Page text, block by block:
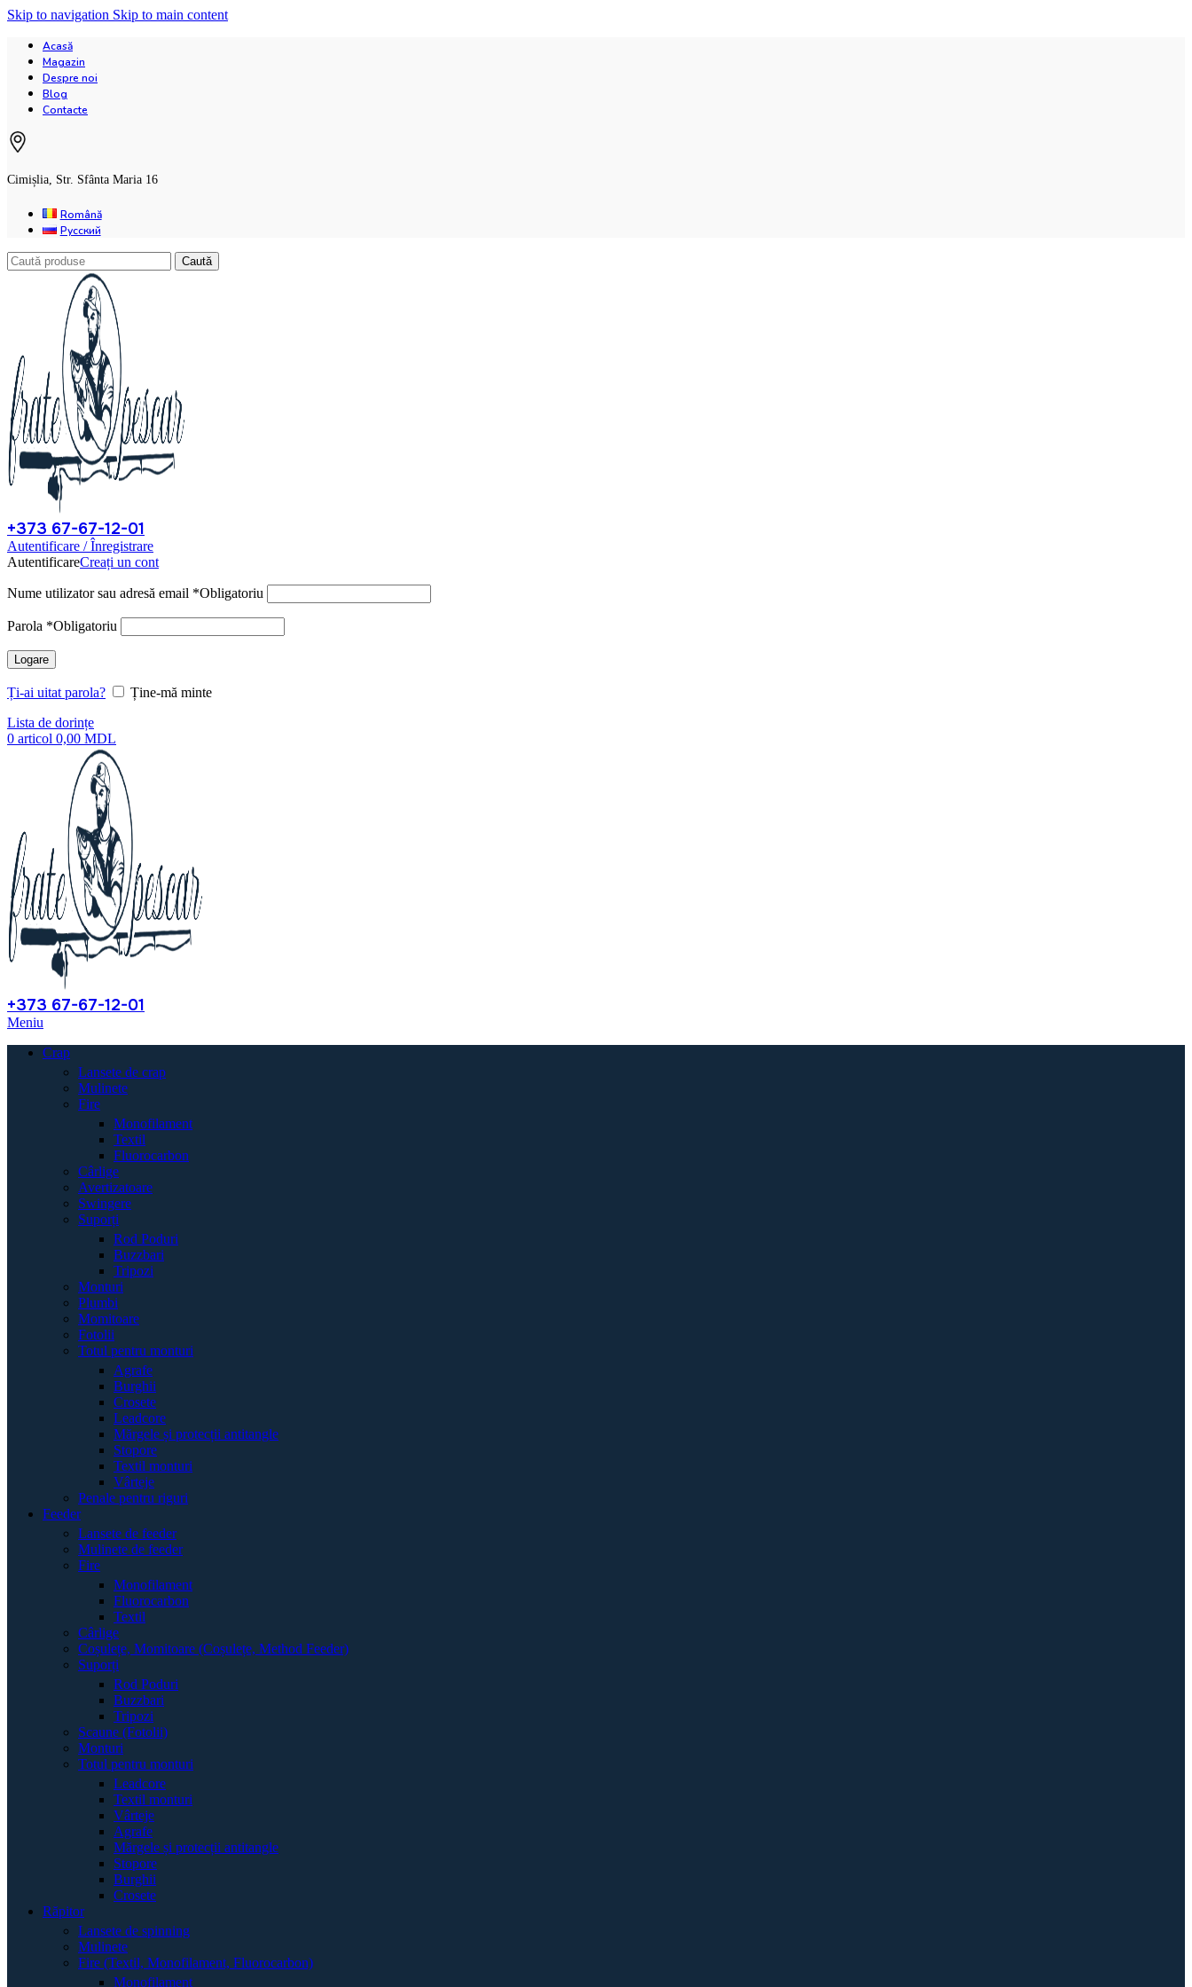
Skip to navigation Skip to main content
Acasă
Magazin
Despre noi
Blog
Contacte
Cimișlia, Str. Sfânta Maria 16
Română
Русский
Caută
+373 67-67-12-01
Autentificare / Înregistrare
AutentificareCreați un cont
Nume utilizator sau adresă email *Obligatoriu
Parola *Obligatoriu
Logare
Ți-ai uitat parola?
Ține-mă minte
Lista de dorințe
0 articol 0,00 MDL
+373 67-67-12-01
Meniu
Crap
Lansete de crap
Mulinete
Fire
Monofilament
Textil
Fluorocarbon
Cârlige
Avertizatoare
Swingere
Suporți
Rod Poduri
Buzzbari
Tripozi
Monturi
Plumbi
Momitoare
Fotolii
Totul pentru monturi
Agrafe
Burghii
Crosete
Leadcore
Mărgele și protecții antitangle
Stopore
Textil monturi
Vârteje
Penale pentru riguri
Feeder
Lansete de feeder
Mulinete de feeder
Fire
Monofilament
Fluorocarbon
Textil
Cârlige
Coșulețe, Momitoare (Coșulețe, Method Feeder)
Suporți
Rod Poduri
Buzzbari
Tripozi
Scaune (Fotolii)
Monturi
Totul pentru monturi
Leadcore
Textil monturi
Vârteje
Agrafe
Mărgele și protecții antitangle
Stopore
Burghii
Crosete
Răpitor
Lansete de spinning
Mulinete
Fire (Textil, Monofilament, Fluorocarbon)
Monofilament